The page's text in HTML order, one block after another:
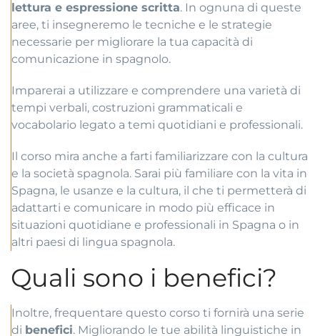
lettura e espressione scritta. In ognuna di queste
aree, ti insegneremo le tecniche e le strategie
necessarie per migliorare la tua capacità di
comunicazione in spagnolo.
Imparerai a utilizzare e comprendere una varietà di
tempi verbali, costruzioni grammaticali e
vocabolario legato a temi quotidiani e professionali.
Il corso mira anche a farti familiarizzare con la cultura
e la società spagnola. Sarai più familiare con la vita in
Spagna, le usanze e la cultura, il che ti permetterà di
adattarti e comunicare in modo più efficace in
situazioni quotidiane e professionali in Spagna o in
altri paesi di lingua spagnola.
Quali sono i benefici?
Inoltre, frequentare questo corso ti fornirà una serie
di benefici. Migliorando le tue abilità linguistiche in